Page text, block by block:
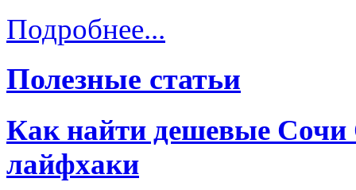
Подробнее...
Полезные статьи
Как найти дешевые
лайфхаки